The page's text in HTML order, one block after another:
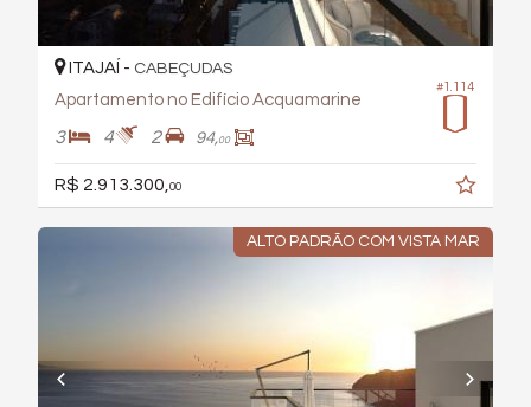
#1.114
ITAJAÍ - CABEÇUDAS
Apartamento no Edifício Acquamarine
3 4 2 94,00
R$ 2.913.300,00
ALTO PADRÃO COM VISTA MAR